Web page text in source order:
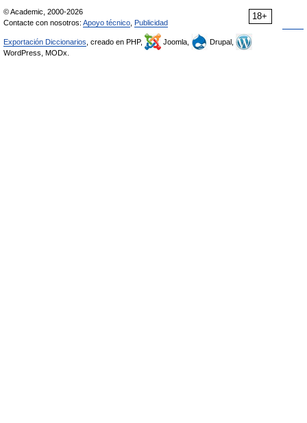
18+
© Academic, 2000-2026
Contacte con nosotros: Apoyo técnico Publicidad
Exportación Diccionarios , creado en PHP, Joomla,
Drupal,
WordPress, MODx.